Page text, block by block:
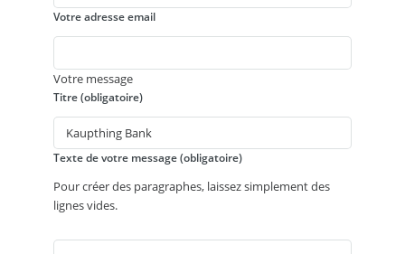
Votre adresse email
Votre message
Titre (obligatoire)
Texte de votre message (obligatoire)
Pour créer des paragraphes, laissez simplement des
lignes vides.